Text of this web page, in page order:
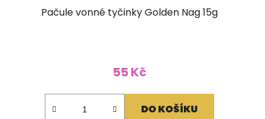
Pačule vonné tyčinky Golden Nag 15g
55 Kč
DO KOŠÍKU